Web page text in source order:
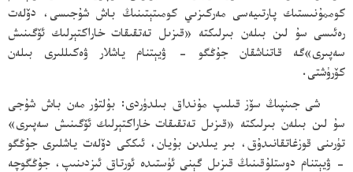
كوممۇنىستىك پارتىيەسى مەركىزىي كومىتېتىنىڭ باش شۇجىسى، دۆلەت
رەئىسى سۇ لىن بىلەن بىرلىكتە «قىزىل تەتقىقات خاراكتېرلىك ئۆگىنىش
سەپىرى»گە قاتناشقان جۇڭگو - ۋيېتنام ياشلار ۋەكىللىرى بىلەن
كۆرۈشتى.
شى جىنپىڭ سۆز قىلىپ مۇنداق بىلدۈردى: بۇلتۇر مەن باش شۇجى
سۇ لىن بىلەن بىرلىكتە «قىزىل تەتقىقات خاراكتېرلىك ئۆگىنىش سەپىرى»
تۈرىنى قوزغاتقانىدۇق، بىر يىلدىن بۇيان، ئىككى دۆلەت ياشلىرى جۇڭگو
- ۋيېتنام دوستلۇقىنىڭ قىزىل گېنى ئۈستىدە ئورتاق ئىزدىنىپ، جۇڭگوچە